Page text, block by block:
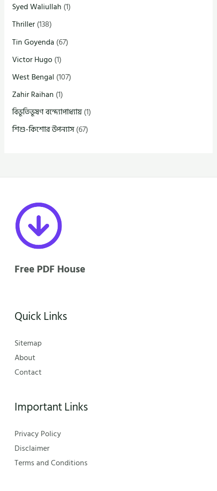
Syed Waliullah (1)
Thriller(138)
Tin Goyenda (67)
Victor Hugo(1)
West Bengal (107)
Zahir Raihan (1)
বিভূতিভূষণ বন্দ্যোপাধ্যায়(1)
শিশু-কিশোর উপন্যাস(67)
Free PDF House
Quick Links
Sitemap
About
Contact
Important Links
Privacy Policy
Disclaimer
Terms and Conditions